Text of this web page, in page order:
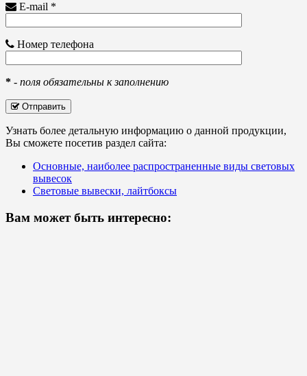
E-mail *
Номер телефона
* - поля обязательны к заполнению
Отправить
Узнать более детальную информацию о данной продукции,
Вы сможете посетив раздел сайта:
Основные, наиболее распространенные виды световых
вывесок
Световые вывески, лайтбоксы
Вам может быть интересно: